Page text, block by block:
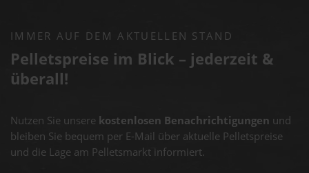
IMMER AUF DEM AKTUELLEN STAND
Pelletspreise im Blick – jederzeit &
überall!
Nutzen Sie unsere kostenlosen Benachrichtigungen und
bleiben Sie bequem per E-Mail über aktuelle Pelletspreise
und die Lage am Pelletsmarkt informiert.